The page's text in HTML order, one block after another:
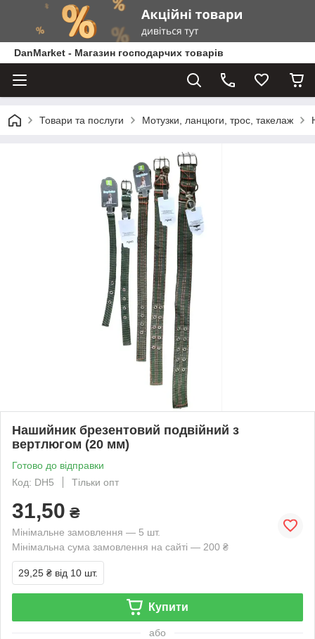
DanMarket - Магазин господарчих товарів
Товари та послуги Мотузки, ланцюги, трос, такелаж
Нашийник брезентовий подвійний з
вертлюгом (20 мм)
Готово до відправки
Код: DH5
Тільки опт
31,50 ₴
Мінімальне замовлення — 5 шт.
Мінімальна сума замовлення на сайті — 200 ₴
29,25 ₴ від 10 шт.
Купити
або